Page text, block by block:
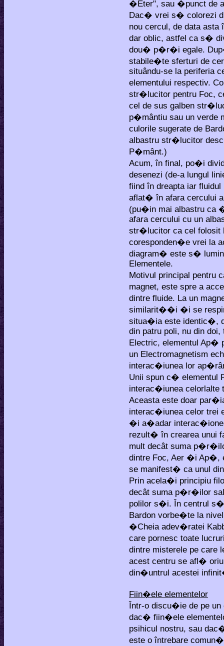
�Eter", sau �punct de
Dac� vrei s� colorezi
nou cercul, de data
dar oblic, astfel ca s�
dou� p�r�i egale.
stabile�te sferturi de
situându-se la periferia
elementului respectiv.
str�lucitor pentru Foc,
cel de sus galben
p�mântiu sau un
culorile sugerate de
albastru str�lucitor
P�mânt.)
Acum, în final, po�i
desenezi (de-a lungul
fiind în dreapta iar
aflat� în afara cercului
(pu�in mai albastru ca
afara cercului cu un
str�lucitor ca cel
coresponden�e vrei la
diagram� este s�
Elementele.
Motivul principal pentru
magnet, este spre a
dintre fluide. La un
similarit��i �i se
situa�ia este identic�,
din patru poli, nu din
Electric, elementul Ap�
un Electromagnetism
interac�iunea lor
Unii spun c� elementul
interac�iunea
Aceasta este doar
interac�iunea celor trei
�i a�adar
rezult� în crearea unui
mult decât suma
dintre Foc, Aer �i Ap�,
se manifest� ca unul
Prin acela�i principiu
decât suma p�r�ilor
polilor s�i. În centrul
Bardon vorbe�te la
�Cheia adev�ratei
care pornesc toate
dintre misterele pe
acest centru se afl�
din�untrul acestei
Fiin�ele elementelor
Într-o discu�ie de pe
dac� fiin�ele
psihicul nostru, sau
este o întrebare